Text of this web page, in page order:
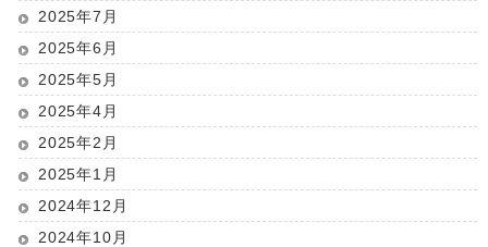
2025年7月
2025年6月
2025年5月
2025年4月
2025年2月
2025年1月
2024年12月
2024年10月